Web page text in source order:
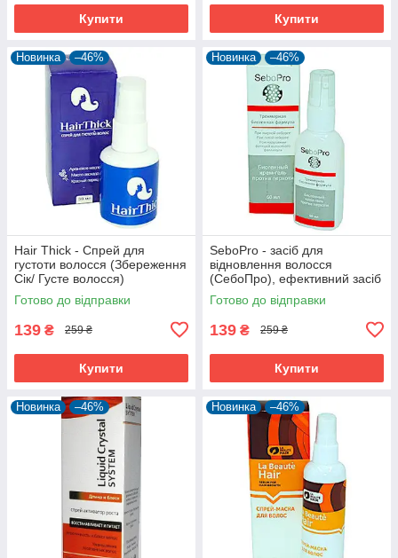
Купити Купити
Новинка –46%
Hair Thick - Спрей для
густоти волосся (Збереження
Сік/ Густе волосся)
Готово до відправки
139 ₴ 259 ₴
Купити
Новинка –46%
SeboPro - засіб для
відновлення волосся
(СебоПро), ефективний засіб
проти лупи
Готово до відправки
139 ₴ 259 ₴
Купити
Новинка –46% Новинка –46%